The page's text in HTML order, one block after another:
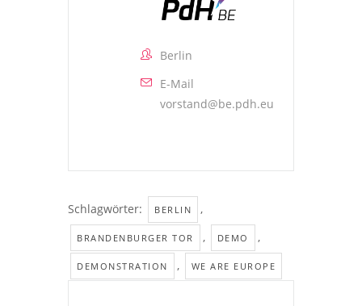
Berlin
E-Mail
vorstand@be.pdh.eu
Schlagwörter: BERLIN ,
BRANDENBURGER TOR , DEMO ,
DEMONSTRATION , WE ARE EUROPE